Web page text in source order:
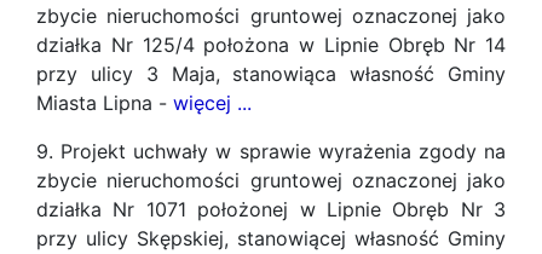
zbycie nieruchomości gruntowej oznaczonej jako
działka Nr 125/4 położona w Lipnie Obręb Nr 14
przy ulicy 3 Maja, stanowiąca własność Gminy
Miasta Lipna - więcej ...
9. Projekt uchwały w sprawie wyrażenia zgody na
zbycie nieruchomości gruntowej oznaczonej jako
działka Nr 1071 położonej w Lipnie Obręb Nr 3
przy ulicy Skępskiej, stanowiącej własność Gminy